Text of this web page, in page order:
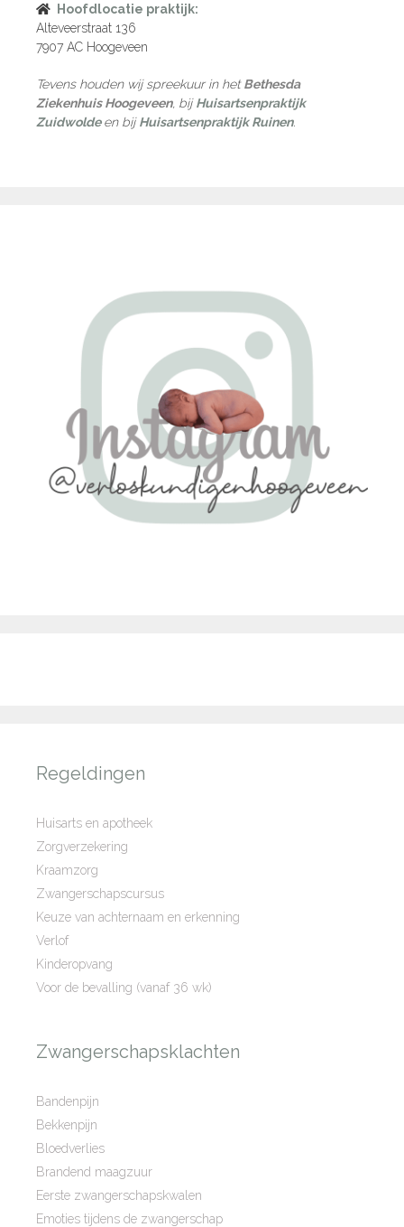
Hoofdlocatie praktijk:
Alteveerstraat 136
7907 AC Hoogeveen
Tevens houden wij spreekuur in hetBethesda
Ziekenhuis Hoogeveen, bijHuisartsenpraktijk
Zuidwolde en bijHuisartsenpraktijk Ruinen.
Regeldingen
Huisarts en apotheek
Zorgverzekering
Kraamzorg
Zwangerschapscursus
Keuze van achternaam en erkenning
Verlof
Kinderopvang
Voor de bevalling (vanaf 36 wk)
Zwangerschapsklachten
Bandenpijn
Bekkenpijn
Bloedverlies
Brandend maagzuur
Eerste zwangerschapskwalen
Emoties tijdens de zwangerschap